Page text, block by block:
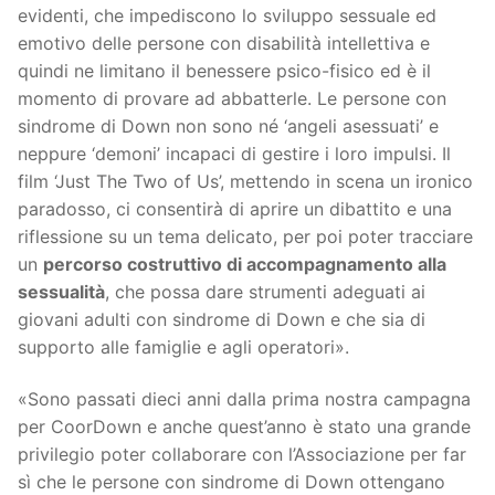
evidenti, che impediscono lo sviluppo sessuale ed
emotivo delle persone con disabilità intellettiva e
quindi ne limitano il benessere psico-fisico ed è il
momento di provare ad abbatterle. Le persone con
sindrome di Down non sono né ‘angeli asessuati’ e
neppure ‘demoni’ incapaci di gestire i loro impulsi. Il
film ‘Just The Two of Us’, mettendo in scena un ironico
paradosso, ci consentirà di aprire un dibattito e una
riflessione su un tema delicato, per poi poter tracciare
un percorso costruttivo di accompagnamento alla
sessualità, che possa dare strumenti adeguati ai
giovani adulti con sindrome di Down e che sia di
supporto alle famiglie e agli operatori».
«Sono passati dieci anni dalla prima nostra campagna
per CoorDown e anche quest’anno è stato una grande
privilegio poter collaborare con l’Associazione per far
sì che le persone con sindrome di Down ottengano